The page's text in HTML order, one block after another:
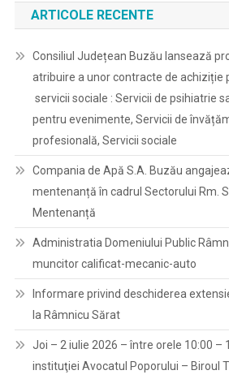
ARTICOLE RECENTE
Consiliul Județean Buzău lansează
atribuire a unor contracte de achiziție
servicii sociale : Servicii de psihiatrie
pentru evenimente, Servicii de
profesională, Servicii sociale
Compania de Apă S.A. Buzău
mentenanță în cadrul Sectorului Rm.
Mentenanță
Administratia Domeniului Public
muncitor calificat-mecanic-auto
Informare privind deschiderea
la Râmnicu Sărat
Joi – 2 iulie 2026 – între orele 10:00 –
instituţiei Avocatul Poporului – Biroul